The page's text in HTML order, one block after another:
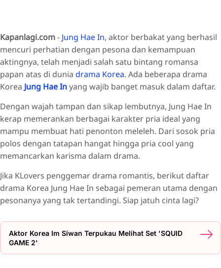
Kapanlagi.com- Jung Hae In, aktor berbakat yang berhasil
mencuri perhatian dengan pesona dan kemampuan
aktingnya, telah menjadi salah satu bintang romansa
papan atas di dunia drama Korea. Ada beberapa drama
Korea Jung Hae Inyang wajib banget masuk dalam daftar.
Dengan wajah tampan dan sikap lembutnya, Jung Hae In
kerap memerankan berbagai karakter pria ideal yang
mampu membuat hati penonton meleleh. Dari sosok pria
polos dengan tatapan hangat hingga pria cool yang
memancarkan karisma dalam drama.
Jika KLovers penggemar drama romantis, berikut daftar
drama Korea Jung Hae In sebagai pemeran utama dengan
pesonanya yang tak tertandingi. Siap jatuh cinta lagi?
Aktor Korea Im Siwan Terpukau Melihat Set 'SQUID
GAME 2'